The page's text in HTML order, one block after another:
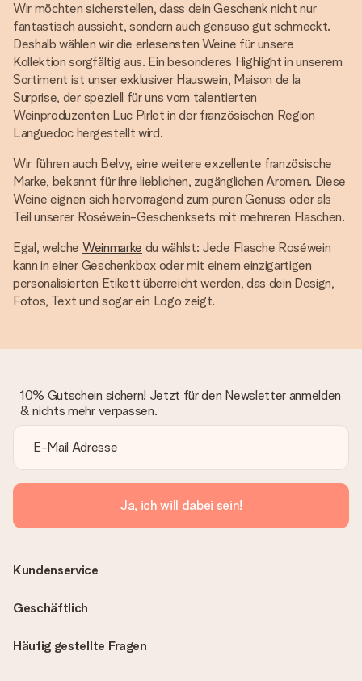
Wir möchten sicherstellen, dass dein Geschenk nicht nur
fantastisch aussieht, sondern auch genauso gut schmeckt.
Deshalb wählen wir die erlesensten Weine für unsere
Kollektion sorgfältig aus. Ein besonderes Highlight in unserem
Sortiment ist unser exklusiver Hauswein, Maison de la
Surprise, der speziell für uns vom talentierten
Weinproduzenten Luc Pirlet in der französischen Region
Languedoc hergestellt wird.
Wir führen auch Belvy, eine weitere exzellente französische
Marke, bekannt für ihre lieblichen, zugänglichen Aromen. Diese
Weine eignen sich hervorragend zum puren Genuss oder als
Teil unserer Roséwein-Geschenksets mit mehreren Flaschen.
Egal, welche Weinmarke du wählst: Jede Flasche Roséwein
kann in einer Geschenkbox oder mit einem einzigartigen
personalisierten Etikett überreicht werden, das dein Design,
Fotos, Text und sogar ein Logo zeigt.
10% Gutschein sichern! Jetzt für den Newsletter anmelden
& nichts mehr verpassen.
Ja, ich will dabei sein!
Häufig gestellte Fragen
Kundenservice
Geschäftlich